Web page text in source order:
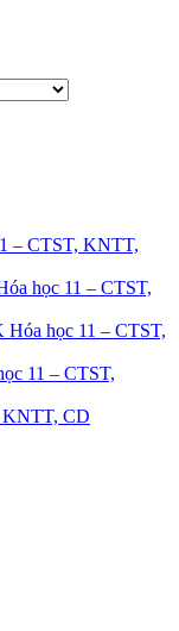
– CTST, KNTT,
học 11 – CTST,
học 11 – CTST,
11 – CTST,
KNTT, CD